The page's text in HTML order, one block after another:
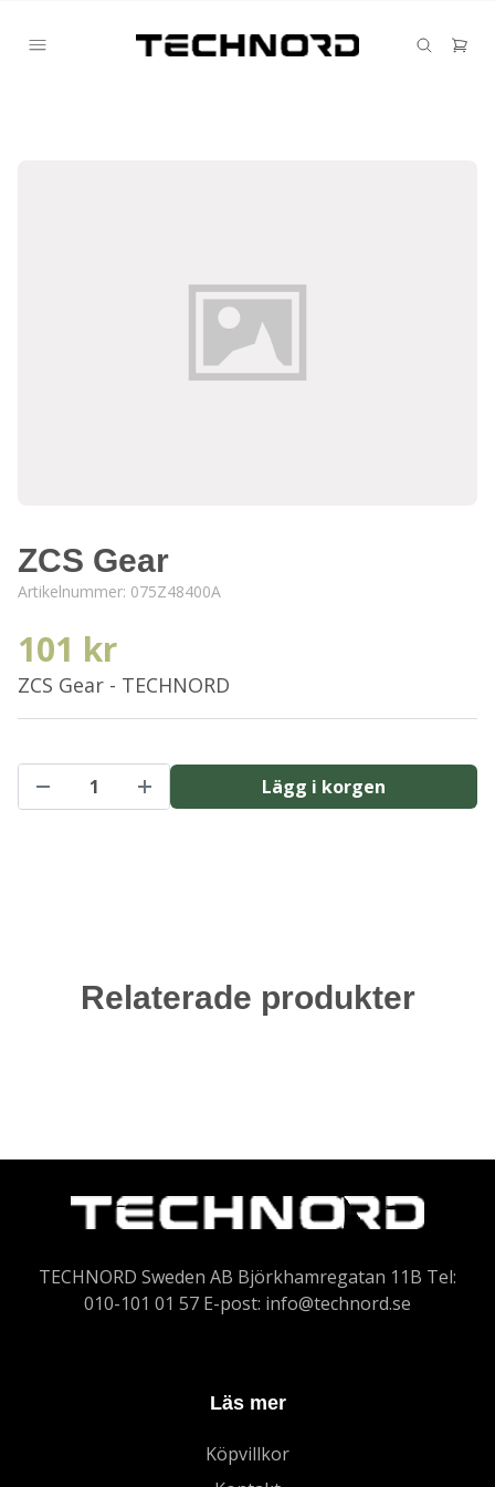
ZCS Gear
Artikelnummer: 075Z48400A
101 kr
ZCS Gear - TECHNORD
Lägg i korgen
Relaterade produkter
TECHNORD Sweden AB Björkhamregatan 11B Tel:
010-101 01 57 E-post: info@technord.se
Läs mer
Köpvillkor